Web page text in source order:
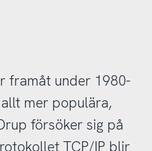
framåt under 1980-
mer populära,
försöker sig på
TCP/IP blir